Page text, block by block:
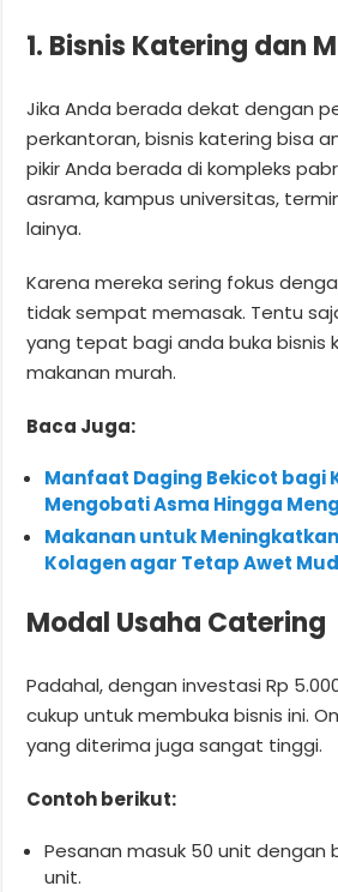
1. Bisnis Katering dan
Jika Anda berada dekat dengan
perkantoran, bisnis katering bisa
pikir Anda berada di kompleks
asrama, kampus universitas,
lainya.
Karena mereka sering fokus
tidak sempat memasak. Tentu
yang tepat bagi anda buka bisnis
makanan murah.
Baca Juga:
Manfaat Daging Bekicot bagi
Mengobati Asma Hingga
Makanan untuk
Kolagen agar Tetap Awet
Modal Usaha Catering
Padahal, dengan investasi Rp
cukup untuk membuka bisnis ini.
yang diterima juga sangat tinggi.
Contoh berikut:
Pesanan masuk 50 unit dengan
unit.